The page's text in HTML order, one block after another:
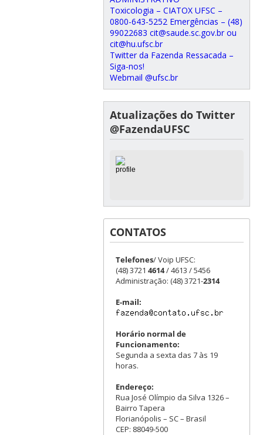
Toxicologia – CIATOX UFSC –
0800-643-5252 Emergências – (48)
99022683 cit@saude.sc.gov.br ou
cit@hu.ufsc.br
Twitter da Fazenda Ressacada –
Siga-nos!
Webmail @ufsc.br
Atualizações do Twitter
@FazendaUFSC
CONTATOS
Telefones/ Voip UFSC:
(48) 3721 4614/ 4613 / 5456
Administração: (48) 3721-2314
E-mail:
Horário normal de
Funcionamento:
Segunda a sexta das 7 às 19
horas.
Endereço:
Rua José Olímpio da Silva 1326 –
Bairro Tapera
Florianópolis – SC – Brasil
CEP: 88049-500